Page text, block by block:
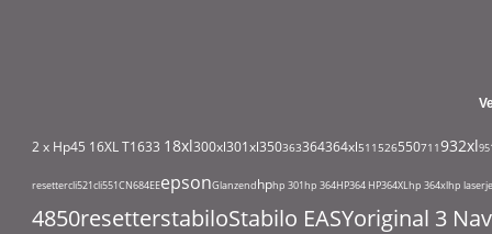
2 x Hp45 16XL T1633 18xl300xl301xl350363364364xl511 526550711932xl
resettercli521cli551CN684EEepsonGlanzendhphp 301hp 364HP364 HP364XLhp 364xlhp
4850resetterstabiloStabilo EASYoriginal 3